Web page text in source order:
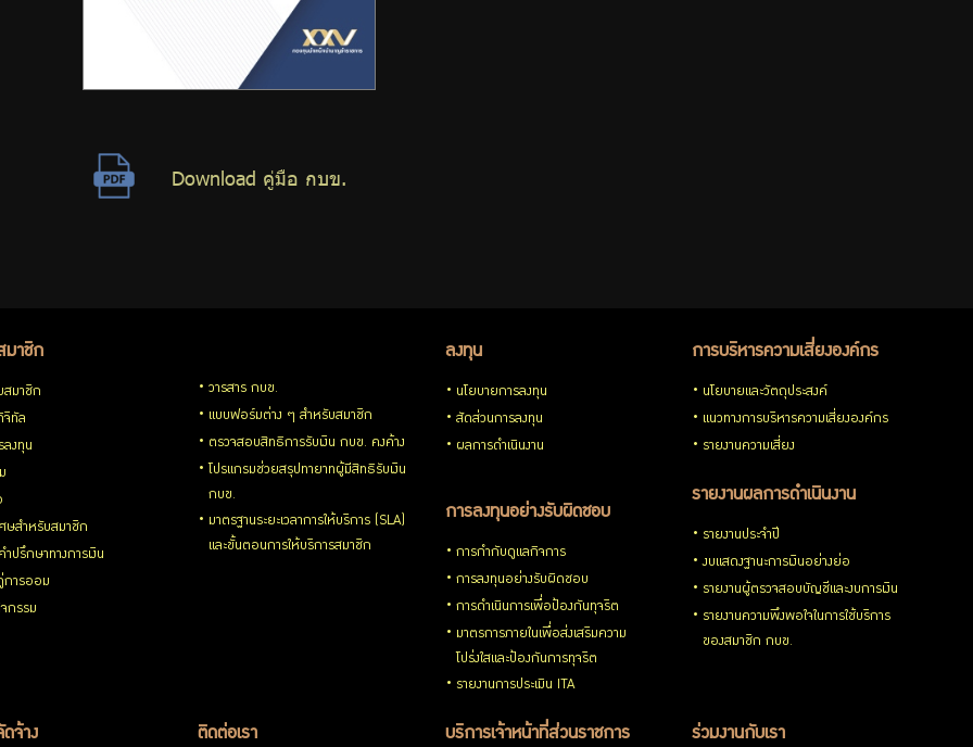
Download คู่มือ กบข.
มาชิก
สมาชิก
จิทัล
ลงทุน
ษสำหรับสมาชิก
ำปรึกษาทางการเงิน
การออม
กรรม
วารสาร กบข.
แบบฟอร์มต่าง ๆ สำหรับสมาชิก
ตรวจสอบสิทธิการรับเงิน กบข. คงค้าง
โปรแกรมช่วยสรุปทายาทผู้มีสิทธิรับเงิน
กบข.
มาตรฐานระยะเวลาการให้บริการ (SLA)
และขั้นตอนการให้บริการสมาชิก
ลงทุน
นโยบายการลงทุน
สัดส่วนการลงทุน
ผลการดำเนินงาน
การลงทุนอย่างรับผิดชอบ
การกำกับดูแลกิจการ
การลงทุนอย่างรับผิดชอบ
การดำเนินการเพื่อป้องกันทุจริต
มาตรการภายในเพื่อส่งเสริมความ
โปร่งใสและป้องกันการทุจริต
รายงานการประเมิน ITA
การบริหารความเสี่ยงองค์กร
นโยบายและวัตถุประสงค์
แนวทางการบริหารความเสี่ยงองค์กร
รายงานความเสี่ยง
รายงานผลการดำเนินงาน
รายงานประจำปี
งบแสดงฐานะการเงินอย่างย่อ
รายงานผู้ตรวจสอบบัญชีและงบการเงิน
รายงานความพึงพอใจในการใช้บริการ
ของสมาชิก กบข.
จ้าง ติดต่อเรา บริการเจ้าหน้าที่ส่วนราชการ ร่วมงานกับเรา